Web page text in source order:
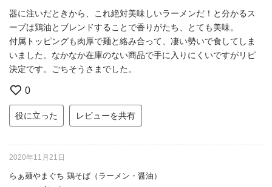
器に注いだときから、これ絶対美味しいラーメンだ！と分かるス
ープは鶏油とブレンドすることで香りがたち、とても美味。
付属トッピングも肉厚で麺と絡み合って、凄い勢いで食してしま
いました。なかなか在庫のない商品で手に入りにくいですがリピ
決定です。ごちそうさまでした。
0
役に立った レビューを共有
2020年11月21日
らぁ麺やまぐち 鶏そば（ラーメン・醤油）